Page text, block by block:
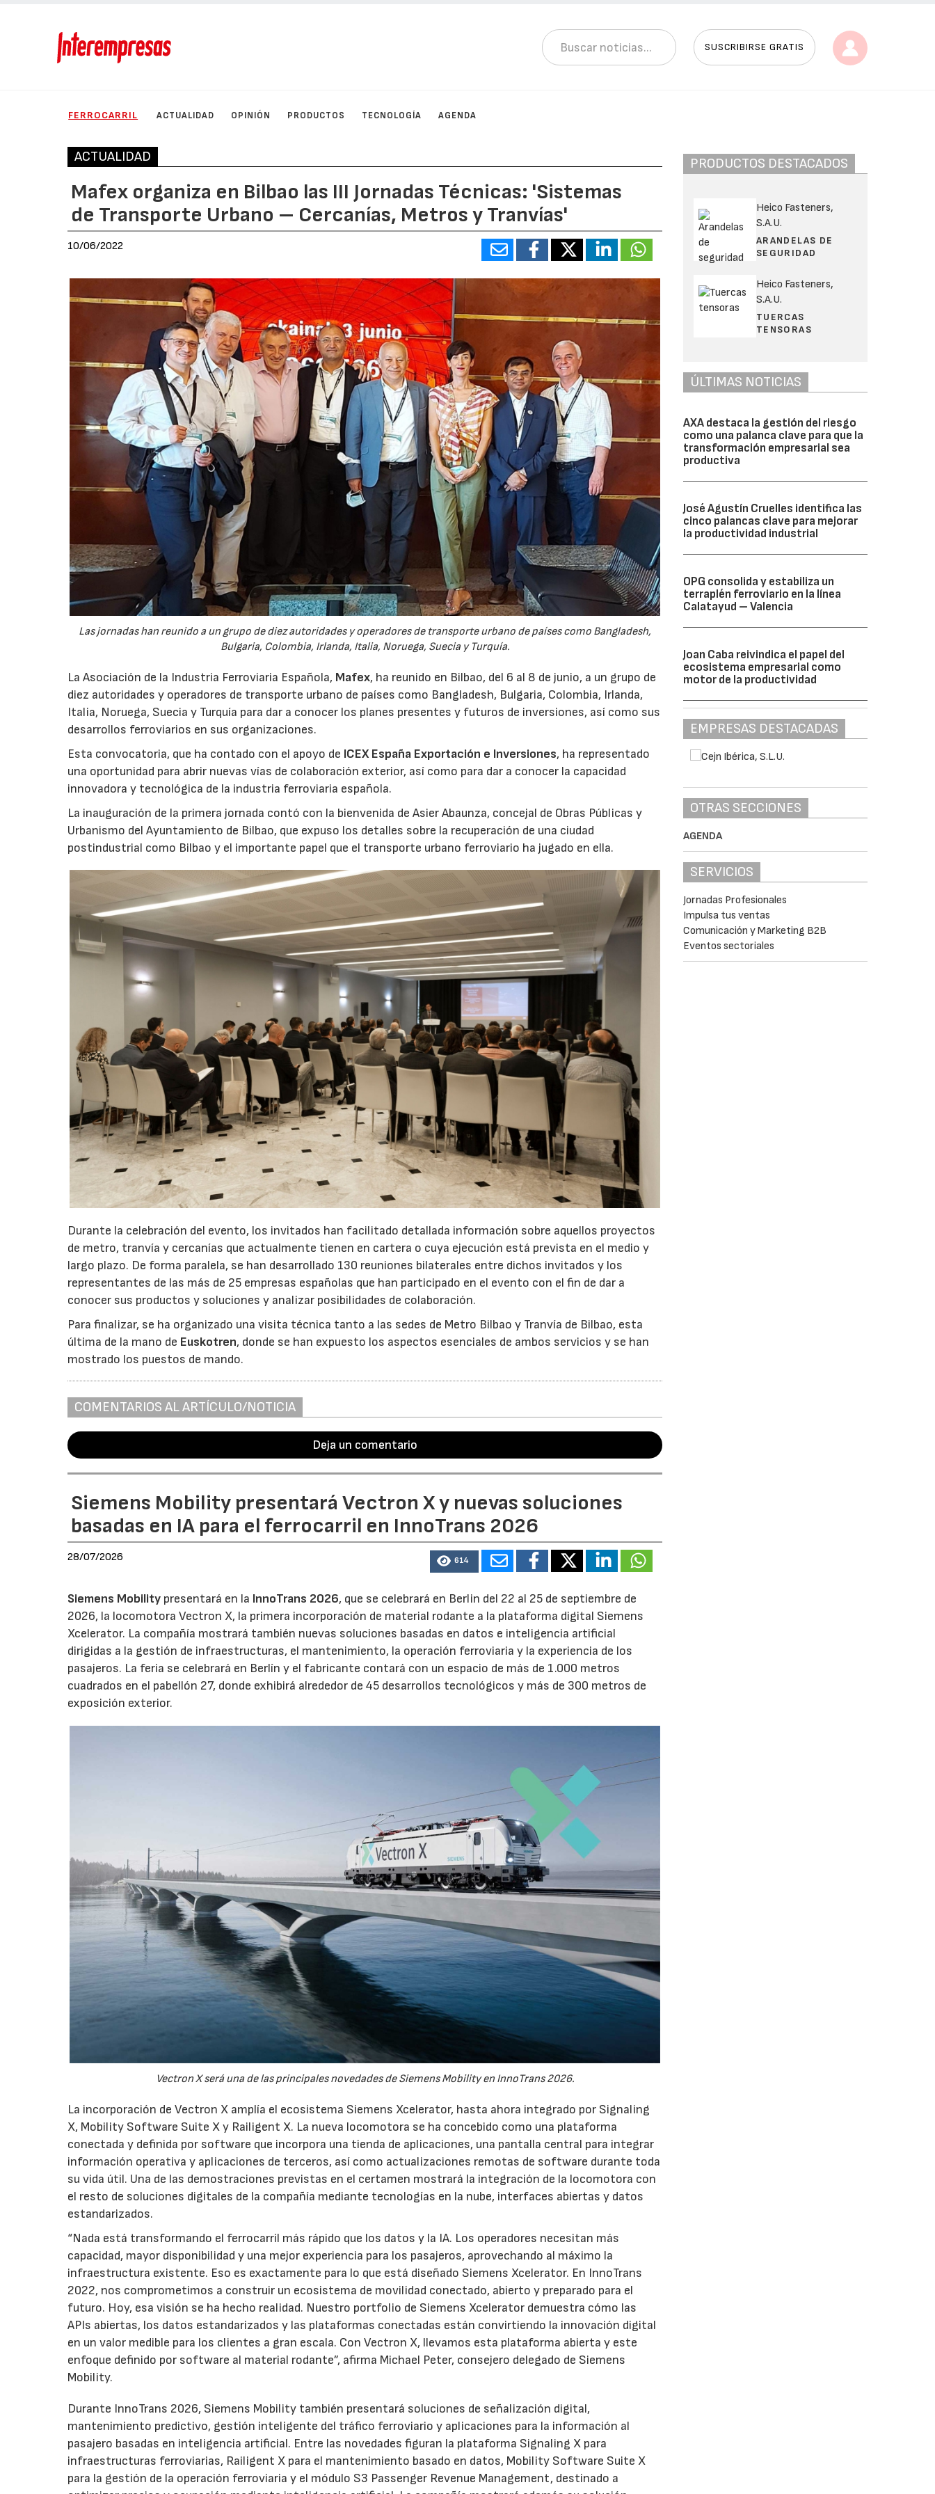
SUSCRIBIRSE GRATIS
FERROCARRIL ACTUALIDAD OPINIÓN PRODUCTOS TECNOLOGÍA AGENDA
ACTUALIDAD
Mafex organiza en Bilbao las III Jornadas Técnicas: 'Sistemas
de Transporte Urbano – Cercanías, Metros y Tranvías'
10/06/2022
Las jornadas han reunido a un grupo de diez autoridades y operadores de transporte urbano de países como Bangladesh,
Bulgaria, Colombia, Irlanda, Italia, Noruega, Suecia y Turquía.
La Asociación de la Industria Ferroviaria Española, Mafex, ha reunido en Bilbao, del 6 al 8 de junio, a un grupo de
diez autoridades y operadores de transporte urbano de países como Bangladesh, Bulgaria, Colombia, Irlanda,
Italia, Noruega, Suecia y Turquía para dar a conocer los planes presentes y futuros de inversiones, así como sus
desarrollos ferroviarios en sus organizaciones.
Esta convocatoria, que ha contado con el apoyo de ICEX España Exportación e Inversiones, ha representado
una oportunidad para abrir nuevas vías de colaboración exterior, así como para dar a conocer la capacidad
innovadora y tecnológica de la industria ferroviaria española.
La inauguración de la primera jornada contó con la bienvenida de Asier Abaunza, concejal de Obras Públicas y
Urbanismo del Ayuntamiento de Bilbao, que expuso los detalles sobre la recuperación de una ciudad
postindustrial como Bilbao y el importante papel que el transporte urbano ferroviario ha jugado en ella.
Durante la celebración del evento, los invitados han facilitado detallada información sobre aquellos proyectos
de metro, tranvía y cercanías que actualmente tienen en cartera o cuya ejecución está prevista en el medio y
largo plazo. De forma paralela, se han desarrollado 130 reuniones bilaterales entre dichos invitados y los
representantes de las más de 25 empresas españolas que han participado en el evento con el fin de dar a
conocer sus productos y soluciones y analizar posibilidades de colaboración.
Para finalizar, se ha organizado una visita técnica tanto a las sedes de Metro Bilbao y Tranvía de Bilbao, esta
última de la mano de Euskotren, donde se han expuesto los aspectos esenciales de ambos servicios y se han
mostrado los puestos de mando.
COMENTARIOS AL ARTÍCULO/NOTICIA
Deja un comentario
Siemens Mobility presentará Vectron X y nuevas soluciones
basadas en IA para el ferrocarril en InnoTrans 2026
28/07/2026 614
Siemens Mobility presentará en la InnoTrans 2026, que se celebrará en Berlin del 22 al 25 de septiembre de
2026, la locomotora Vectron X, la primera incorporación de material rodante a la plataforma digital Siemens
Xcelerator. La compañía mostrará también nuevas soluciones basadas en datos e inteligencia artificial
dirigidas a la gestión de infraestructuras, el mantenimiento, la operación ferroviaria y la experiencia de los
pasajeros. La feria se celebrará en Berlín y el fabricante contará con un espacio de más de 1.000 metros
cuadrados en el pabellón 27, donde exhibirá alrededor de 45 desarrollos tecnológicos y más de 300 metros de
exposición exterior.
Vectron X será una de las principales novedades de Siemens Mobility en InnoTrans 2026.
La incorporación de Vectron X amplía el ecosistema Siemens Xcelerator, hasta ahora integrado por Signaling
X, Mobility Software Suite X y Railigent X. La nueva locomotora se ha concebido como una plataforma
conectada y definida por software que incorpora una tienda de aplicaciones, una pantalla central para integrar
información operativa y aplicaciones de terceros, así como actualizaciones remotas de software durante toda
su vida útil. Una de las demostraciones previstas en el certamen mostrará la integración de la locomotora con
el resto de soluciones digitales de la compañía mediante tecnologías en la nube, interfaces abiertas y datos
estandarizados.
“Nada está transformando el ferrocarril más rápido que los datos y la IA. Los operadores necesitan más
capacidad, mayor disponibilidad y una mejor experiencia para los pasajeros, aprovechando al máximo la
infraestructura existente. Eso es exactamente para lo que está diseñado Siemens Xcelerator. En InnoTrans
2022, nos comprometimos a construir un ecosistema de movilidad conectado, abierto y preparado para el
futuro. Hoy, esa visión se ha hecho realidad. Nuestro portfolio de Siemens Xcelerator demuestra cómo las
APIs abiertas, los datos estandarizados y las plataformas conectadas están convirtiendo la innovación digital
en un valor medible para los clientes a gran escala. Con Vectron X, llevamos esta plataforma abierta y este
enfoque definido por software al material rodante”, afirma Michael Peter, consejero delegado de Siemens
Mobility.
Durante InnoTrans 2026, Siemens Mobility también presentará soluciones de señalización digital,
mantenimiento predictivo, gestión inteligente del tráfico ferroviario y aplicaciones para la información al
pasajero basadas en inteligencia artificial. Entre las novedades figuran la plataforma Signaling X para
infraestructuras ferroviarias, Railigent X para el mantenimiento basado en datos, Mobility Software Suite X
para la gestión de la operación ferroviaria y el módulo S3 Passenger Revenue Management, destinado a
PRODUCTOS DESTACADOS
Heico Fasteners,
S.A.U.
ARANDELAS DE
SEGURIDAD
Heico Fasteners,
S.A.U.
TUERCAS
TENSORAS
ÚLTIMAS NOTICIAS
AXA destaca la gestión del riesgo
como una palanca clave para que la
transformación empresarial sea
productiva
José Agustín Cruelles identifica las
cinco palancas clave para mejorar
la productividad industrial
OPG consolida y estabiliza un
terraplén ferroviario en la línea
Calatayud – Valencia
Joan Caba reivindica el papel del
ecosistema empresarial como
motor de la productividad
EMPRESAS DESTACADAS
OTRAS SECCIONES
AGENDA
SERVICIOS
Jornadas Profesionales
Impulsa tus ventas
Comunicación y Marketing B2B
Eventos sectoriales